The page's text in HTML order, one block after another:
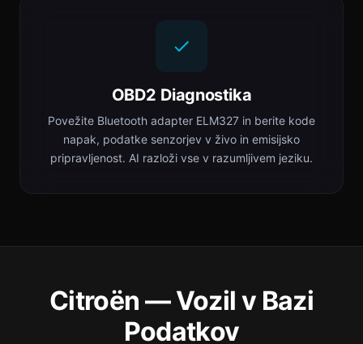
OBD2 Diagnostika
Povežite Bluetooth adapter ELM327 in berite kode
napak, podatke senzorjev v živo in emisijsko
pripravljenost. AI razloži vse v razumljivem jeziku.
Citroën — Vozil v Bazi
Podatkov